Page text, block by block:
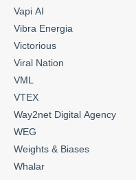
Vapi AI
Vibra Energia
Victorious
Viral Nation
VML
VTEX
Way2net Digital Agency
WEG
Weights & Biases
Whalar